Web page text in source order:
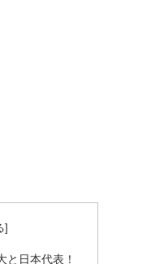
と日本代表！